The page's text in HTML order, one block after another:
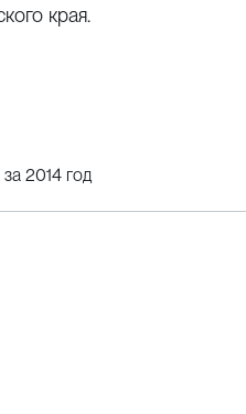
края.
2014 год